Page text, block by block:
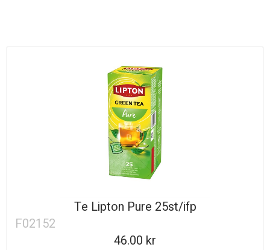
Te Lipton Pure 25st/ifp
F02152
46.00